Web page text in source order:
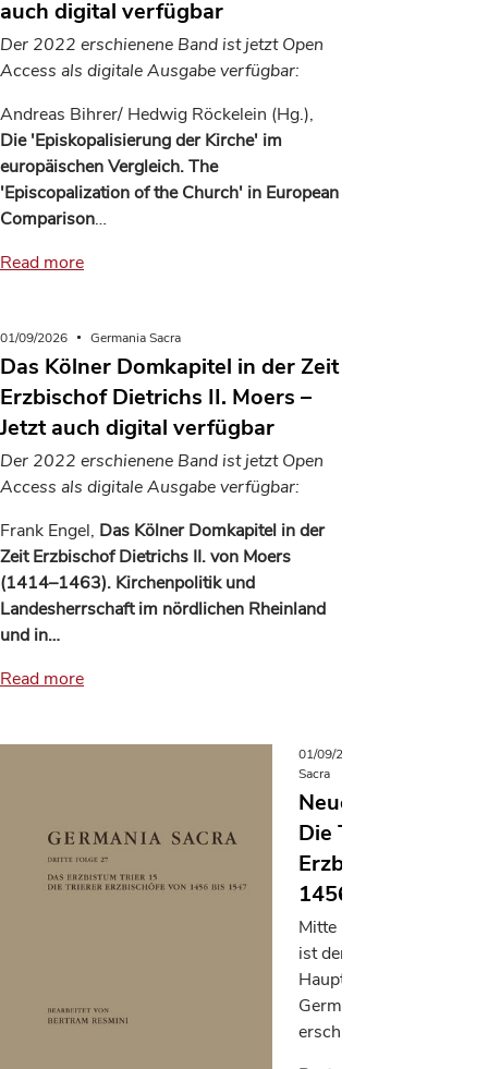
auch digital verfügbar
Der 2022 erschienene Band ist jetzt Open
Access als digitale Ausgabe verfügbar:
Andreas Bihrer/ Hedwig Röckelein (Hg.),
Die 'Episkopalisierung der Kirche' im
europäischen Vergleich. The
'Episcopalization of the Church' in European
Comparison…
Read more
01/09/2026 Germania Sacra
Das Kölner Domkapitel in der Zeit
Erzbischof Dietrichs II. Moers –
Jetzt auch digital verfügbar
Der 2022 erschienene Band ist jetzt Open
Access als digitale Ausgabe verfügbar:
Frank Engel, Das Kölner Domkapitel in der
Zeit Erzbischof Dietrichs II. von Moers
(1414–1463). Kirchenpolitik und
Landesherrschaft im nördlichen Rheinland
und in…
Read more
01/09/2026
Sacra
Neuerscheinung:
Die Trierer
Erzbischöfe von
1456 bis 1547
Mitte Dezember 2025
ist der 27. Band in der
Hauptreihe der
Germania Sacra
erschienen: